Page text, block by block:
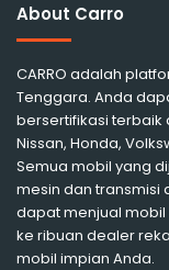
About Carro
CARRO adalah
Tenggara. Anda
bersertifikasi terbaik
Nissan, Honda,
Semua mobil yang
mesin dan transmisi
dapat menjual
ke ribuan dealer
mobil impian Anda.